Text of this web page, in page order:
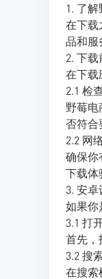
1. 了
在下载
品和服
2. 下
在下载
2.1 检
野莓
否符合
2.2 网
确保你
下载体
3. 安
如果你
3.1 打
首先，
3.2 搜
在搜索